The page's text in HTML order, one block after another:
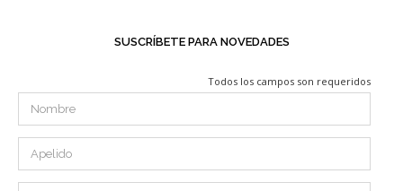
SUSCRÍBETE PARA NOVEDADES
Todos los campos son requeridos